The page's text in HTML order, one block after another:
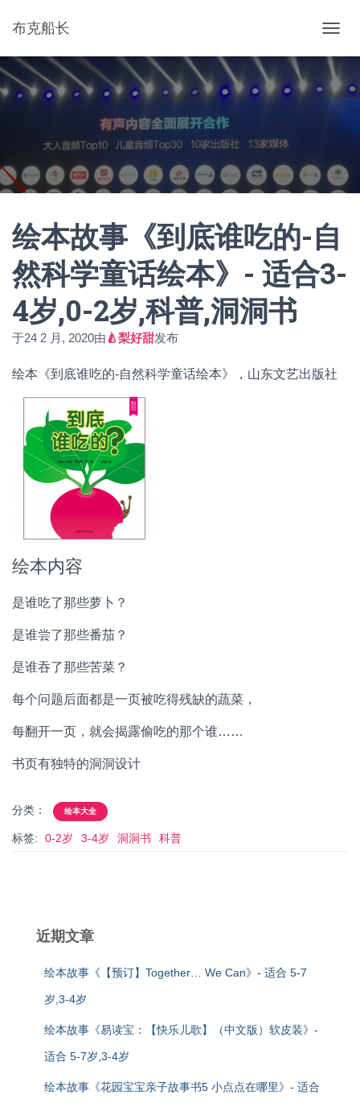
布克船长
换
导
航
绘本故事《到底谁吃的-自
然科学童话绘本》- 适合3-
4岁,0-2岁,科普,洞洞书
于24 2 月, 2020由🍐梨好甜发布
绘本《到底谁吃的-自然科学童话绘本》，山东文艺出版社
绘本内容
是谁吃了那些萝卜？
是谁尝了那些番茄？
是谁吞了那些苦菜？
每个问题后面都是一页被吃得残缺的蔬菜，
每翻开一页，就会揭露偷吃的那个谁……
书页有独特的洞洞设计
分类： 绘本大全
标签: 0-2岁 3-4岁 洞洞书 科普
近期文章
绘本故事《【预订】Together… We Can》- 适合 5-7
岁,3-4岁
绘本故事《易读宝：【快乐儿歌】（中文版）软皮装》-
适合 5-7岁,3-4岁
绘本故事《花园宝宝亲子故事书5 小点点在哪里》- 适合